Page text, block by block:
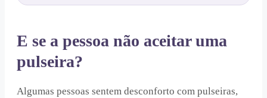
E se a pessoa não aceitar uma
pulseira?
Algumas pessoas sentem desconforto com pulseiras,